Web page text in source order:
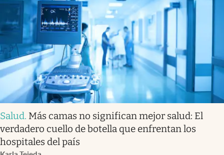
Salud. Más camas no significan mejor salud: El
verdadero cuello de botella que enfrentan los
hospitales del país